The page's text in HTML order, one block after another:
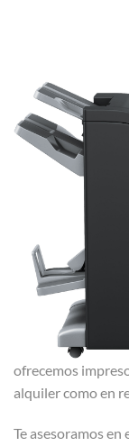
ofrecemos
alquiler como en
Te asesoramos